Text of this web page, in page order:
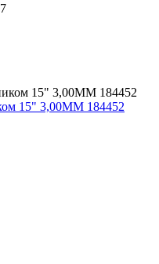
15" 3,00MM 184452